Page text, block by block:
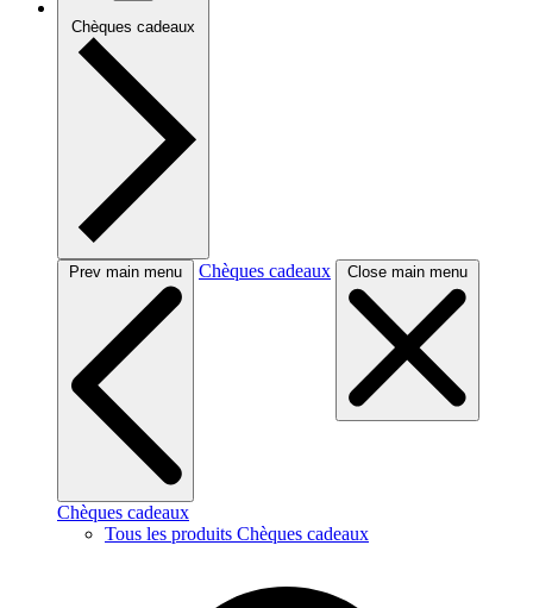
Chèques cadeaux
Prev main menu Chèques cadeaux Close main menu
Chèques cadeaux
Tous les produits Chèques cadeaux